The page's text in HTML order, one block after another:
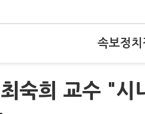
속보정치
숙희 교수 "시